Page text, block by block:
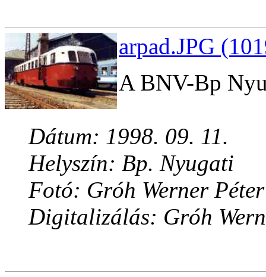
arpad.JPG
A BNV-Bp
Dátum: 1998. 09. 11.
Helyszín: Bp. Nyugati
Fotó: Gróh Werner Péter
Digitalizálás: Gróh